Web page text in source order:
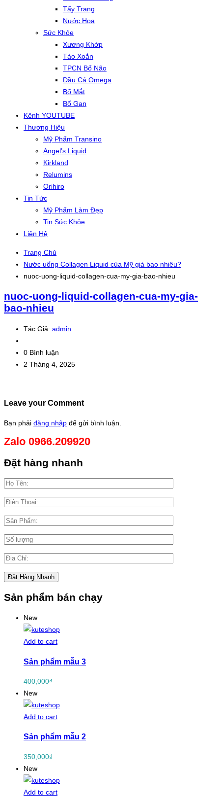
Tẩy Trang
Nước Hoa
Sức Khỏe
Xương Khớp
Tảo Xoắn
TPCN Bổ Não
Dầu Cá Omega
Bổ Mắt
Bổ Gan
Kênh YOUTUBE
Thương Hiệu
Mỹ Phẩm Transino
Angel’s Liquid
Kirkland
Relumins
Orihiro
Tin Tức
Mỹ Phẩm Làm Đẹp
Tin Sức Khỏe
Liên Hệ
Trang Chủ
Nước uống Collagen Liquid của Mỹ giá bao nhiêu?
nuoc-uong-liquid-collagen-cua-my-gia-bao-nhieu
nuoc-uong-liquid-collagen-cua-my-gia-
bao-nhieu
Tác Giả: admin
0 Bình luận
2 Tháng 4, 2025
Leave your Comment
Bạn phải đăng nhập để gửi bình luận.
Zalo 0966.209920
Đặt hàng nhanh
Sản phẩm bán chạy
New
Add to cart
Sản phẩm mẫu 3
400,000₫
New
Add to cart
Sản phẩm mẫu 2
350,000₫
New
Add to cart